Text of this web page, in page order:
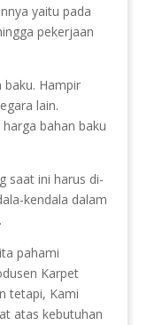
yaitu pada
pekerjaan
baku. Hampir
lain.
bahan baku
saat ini harus di-
kendala dalam
pahami
Karpet
tetapi, Kami
atas kebutuhan